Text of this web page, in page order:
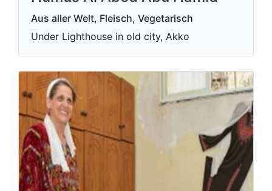
Aus aller Welt, Fleisch, Vegetarisch
Under Lighthouse in old city, Akko